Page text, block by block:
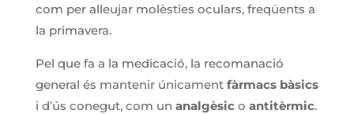
com per alleujar molèsties oculars, freqüents a
la primavera.
Pel que fa a la medicació, la recomanació
general és mantenir únicament fàrmacs bàsics
i d’ús conegut, com un analgèsico antitèrmic.